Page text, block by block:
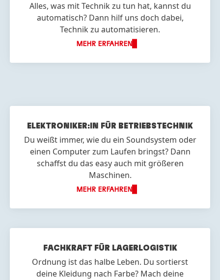
Alles, was mit Technik zu tun hat, kannst du
automatisch? Dann hilf uns doch dabei,
Technik zu automatisieren.
MEHR ERFAHREN
ELEKTRONIKER:IN FÜR BETRIEBSTECHNIK
Du weißt immer, wie du ein Soundsystem oder
einen Computer zum Laufen bringst? Dann
schaffst du das easy auch mit größeren
Maschinen.
MEHR ERFAHREN
FACHKRAFT FÜR LAGER LOGISTIK
Ordnung ist das halbe Leben. Du sortierst
deine Kleidung nach Farbe? Mach deine